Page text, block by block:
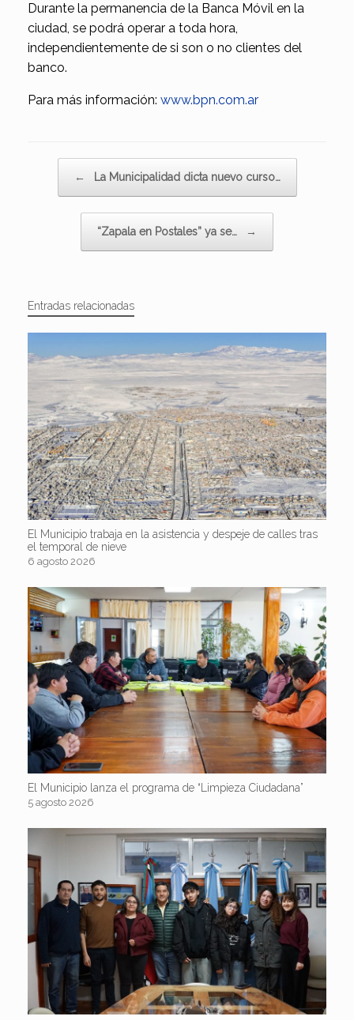
Durante la permanencia de la Banca Móvil en la
ciudad, se podrá operar a toda hora,
independientemente de si son o no clientes del
banco.
Para más información: www.bpn.com.ar
← La Municipalidad dicta nuevo curso…
“Zapala en Postales” ya se… →
Entradas relacionadas
El Municipio trabaja en la asistencia y despeje de calles tras
el temporal de nieve
6 agosto 2026
El Municipio lanza el programa de “Limpieza Ciudadana”
5 agosto 2026